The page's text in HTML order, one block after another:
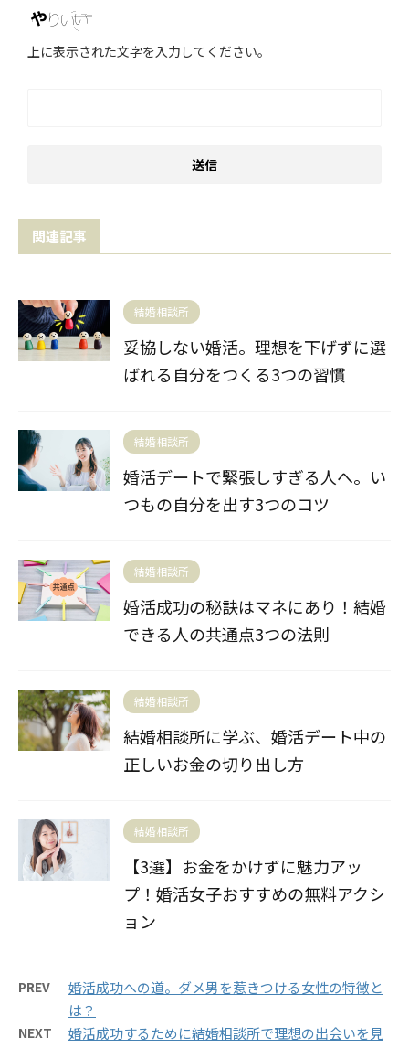
上に表示された文字を入力してください。
関連記事
結婚相談所
妥協しない婚活。理想を下げずに選
ばれる自分をつくる3つの習慣
結婚相談所
婚活デートで緊張しすぎる人へ。い
つもの自分を出す3つのコツ
結婚相談所
婚活成功の秘訣はマネにあり！結婚
できる人の共通点3つの法則
結婚相談所
結婚相談所に学ぶ、婚活デート中の
正しいお金の切り出し方
結婚相談所
【3選】お金をかけずに魅力アッ
プ！婚活女子おすすめの無料アクシ
ョン
PREV
婚活成功への道。ダメ男を惹きつける女性の特徴と
は？
NEXT
婚活成功するために結婚相談所で理想の出会いを見